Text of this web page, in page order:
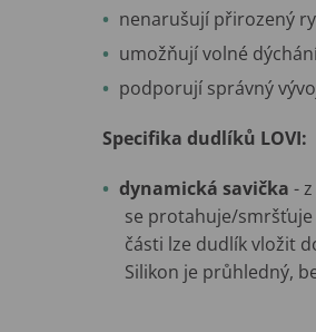
nenarušují přirozený
umožňují volné
podporují správný
Specifika dudlíků LOVI:
dynamická savička -
se protahuje/smršťuje
části lze dudlík vložit
Silikon je průhledný,